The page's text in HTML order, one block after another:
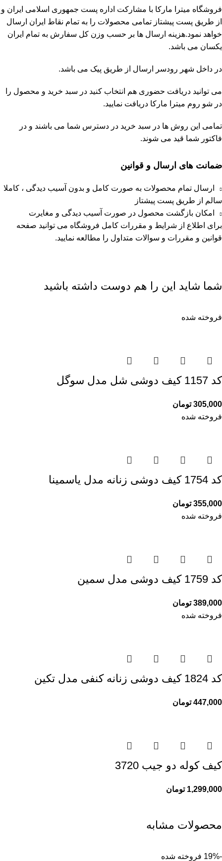
فروشگاه میترا مارکا با مشارکت اداره پست جمهوری اسلامی ایران و
از طریق پست پیشتاز تمامی محصولات را به تمام نقاط ایران ارسال
خواهد نمود.هزینه ارسال ها بر حسب وزن کل سفارش به تمام ایران
یکسان می باشد.
در داخل شهر رودسر ارسال از طریق پیک می باشد.
می توانید دریافت حضوری هم انتخاب کنید در سبد خرید و محصول را
در شو روم میترا مارکا دریافت نمایید.
تمامی این روش ها در سبد خرید در دسترس شما می باشند و در
فاکتور شما قید می شوند.
ضمانت های ارسال و قوانین
ارسال تمام محصولات به صورت کامل و بدون آسیب دیدگی ، کاملا
سالم از طریق پست پیشتاز
امکان بازگشت محصول در صورت آسیب دیدگی و مغایرت
برای اطلاع از شرایط و مقررات کامل فروشگاه می توانید صفحه
قوانین و مقررات و سوالات متداول را مطالعه نمایید.
شما شاید این را هم دوست داشته باشید
فروخته شده
کد 1157 کیف دوشی شل مدل سوگل
305,000 تومان
فروخته شده
کد 1754 کیف دوشی زنانه مدل یاسمینا
355,000 تومان
فروخته شده
کد 1759 کیف دوشی مدل سمین
389,000 تومان
فروخته شده
کد 1824 کیف دوشی زنانه کنفی مدل تکین
447,000 تومان
کیف کوله دو جیب 3720
1,299,000 تومان
محصولات مشابه
-19% فروخته شده